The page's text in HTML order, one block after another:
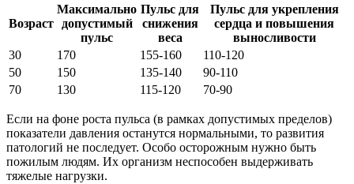
Возраст
Максимально
допустимый
пульс
Пульс для
снижения
веса
Пульс для укрепления
сердца и повышения
выносливости
30
170 155-160
110-120
50
150 135-140
90-110
70
130 115-120 70-90
Если на фоне роста пульса (в рамках допустимых пределов)
показатели давления останутся нормальными, то развития
патологий не последует. Особо осторожным нужно быть
пожилым людям. Их организм неспособен выдерживать
тяжелые нагрузки.